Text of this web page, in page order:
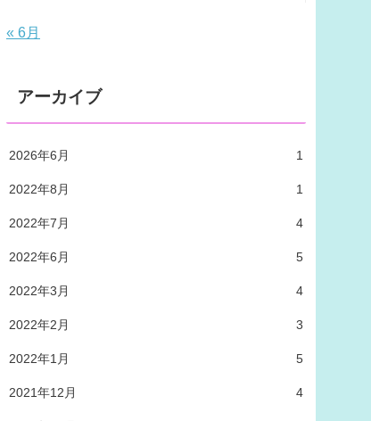
« 6月
アーカイブ
2026年6月 1
2022年8月 1
2022年7月 4
2022年6月 5
2022年3月 4
2022年2月 3
2022年1月 5
2021年12月 4